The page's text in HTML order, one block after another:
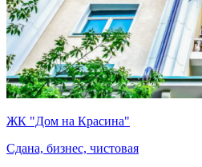
ЖК "Дом на Красина"
Сдана, бизнес, чистовая